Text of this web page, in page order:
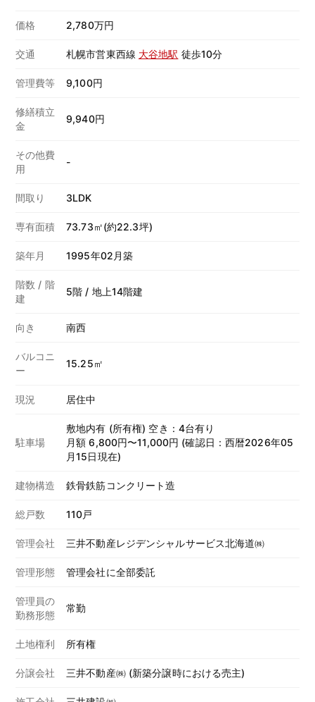
価格 2,780万円
交通 札幌市営東西線 大谷地駅 徒歩10分
管理費等 9,100円
修繕積立
金
9,940円
その他費
用
-
間取り 3LDK
専有面積 73.73㎡(約22.3坪)
築年月 1995年02月築
階数 / 階
建
5階 / 地上14階建
向き 南西
バルコニ
ー
15.25㎡
現況 居住中
駐車場
敷地内有 (所有権) 空き：4台有り
月額 6,800円〜11,000円 (確認日：西暦2026年05
月15日現在)
建物構造 鉄骨鉄筋コンクリート造
総戸数 110戸
管理会社 三井不動産レジデンシャルサービス北海道㈱
管理形態 管理会社に全部委託
管理員の
勤務形態
常勤
土地権利 所有権
分譲会社 三井不動産㈱ (新築分譲時における売主)